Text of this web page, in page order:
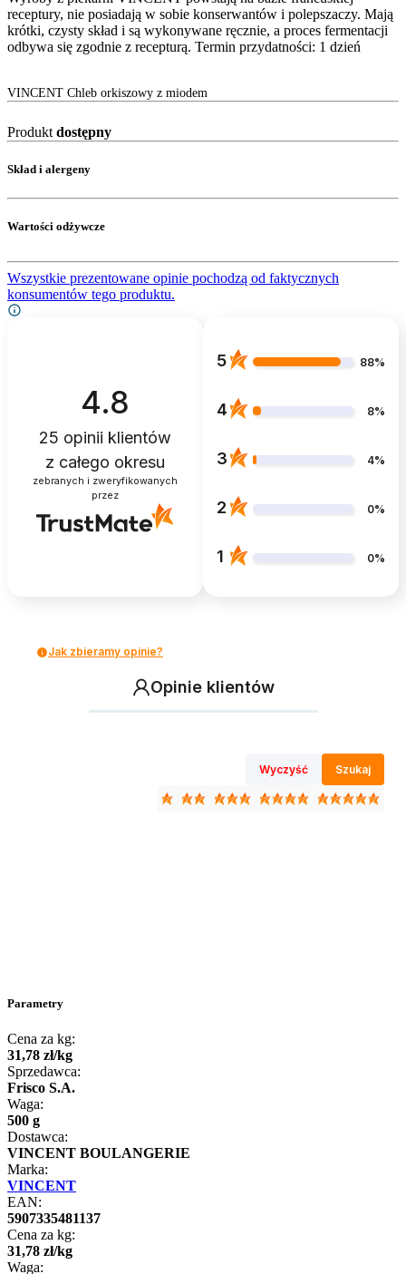
receptury, nie posiadają w sobie konserwantów i polepszaczy. Mają
krótki, czysty skład i są wykonywane ręcznie, a proces fermentacji
odbywa się zgodnie z recepturą. Termin przydatności: 1 dzień
VINCENT Chleb orkiszowy z miodem
Produkt dostępny
Skład i alergeny
Wartości odżywcze
Wszystkie prezentowane opinie pochodzą od faktycznych
konsumentów tego produktu.
4.8
25 opinii klientów
z całego okresu
zebranych i zweryfikowanych
przez
5 88%
4 8%
3 4%
2 0%
1 0%
Jak zbieramy opinie?
Opinie klientów
Wyczyść Szukaj
Parametry
Cena za kg:
31,78 zł/kg
Sprzedawca:
Frisco S.A.
Waga:
500 g
Dostawca:
VINCENT BOULANGERIE
Marka:
VINCENT
EAN:
5907335481137
Cena za kg:
31,78 zł/kg
Waga: